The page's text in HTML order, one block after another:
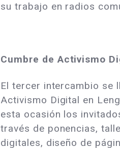
su trabajo en radios
Cumbre de Activismo
El tercer intercambio se
Activismo Digital en
esta ocasión los
través de ponencias,
digitales, diseño de